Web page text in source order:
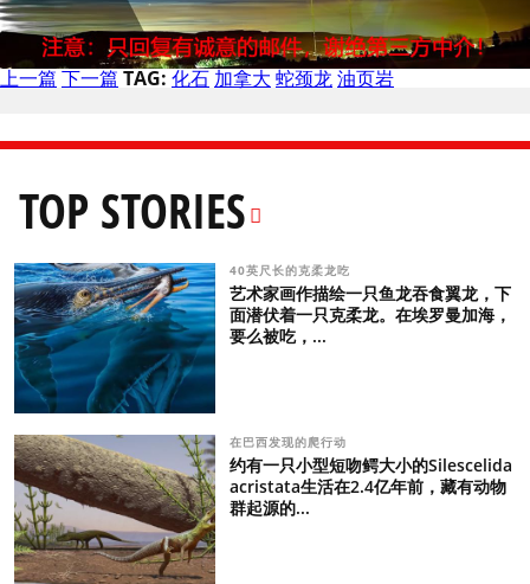
上一篇 下一篇 TAG: 化石 加拿大 蛇颈龙油页岩
TOP STORIES
40英尺长的克柔龙吃
艺术家画作描绘一只鱼龙吞食翼龙，下
面潜伏着一只克柔龙。在埃罗曼加海，
要么被吃，...
在巴西发现的爬行动
约有一只小型短吻鳄大小的Silescelida
acristata生活在2.4亿年前，藏有动物
群起源的...